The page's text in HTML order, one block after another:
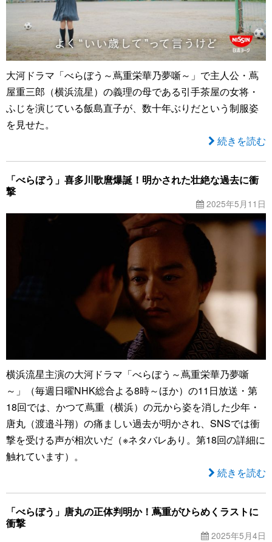
大河ドラマ「べらぼう～蔦重栄華乃夢噺～」で主人公・蔦
屋重三郎（横浜流星）の義理の母である引手茶屋の女将・
ふじを演じている飯島直子が、数十年ぶりだという制服姿
を見せた。
続きを読む
「べらぼう」喜多川歌麿爆誕！明かされた壮絶な過去に衝
撃
2025年5月11日
横浜流星主演の大河ドラマ「べらぼう～蔦重栄華乃夢噺
～」（毎週日曜NHK総合よる8時～ほか）の11日放送・第
18回では、かつて蔦重（横浜）の元から姿を消した少年・
唐丸（渡邉斗翔）の痛ましい過去が明かされ、SNSでは衝
撃を受ける声が相次いだ（※ネタバレあり。第18回の詳細に
触れています）。
続きを読む
「べらぼう」唐丸の正体判明か！蔦重がひらめくラストに
衝撃
2025年5月4日